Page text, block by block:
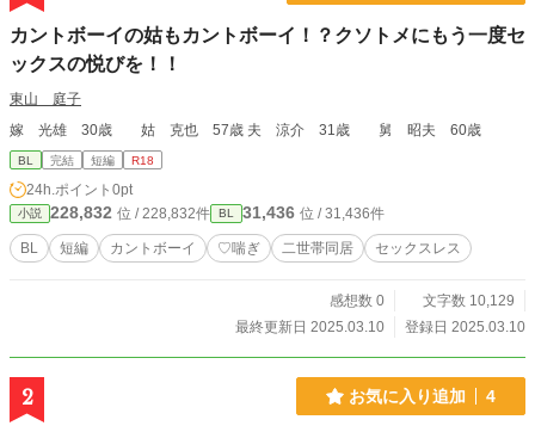
カントボーイの姑もカントボーイ！？クソトメにもう一度セ
ックスの悦びを！！
東山 庭子
嫁 光雄 30歳 姑 克也 57歳 夫 涼介 31歳 舅 昭夫 60歳
BL 完結 短編 R18
24h.ポイント 0pt
小説 228,832 位 / 228,832件 BL 31,436 位 / 31,436件
BL 短編 カントボーイ ♡喘ぎ 二世帯同居 セックスレス
感想数 0
文字数 10,129
最終更新日 2025.03.10
登録日 2025.03.10
2 お気に入り追加 4